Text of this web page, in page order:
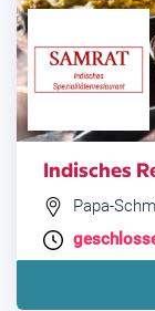
Indisches
Papa-